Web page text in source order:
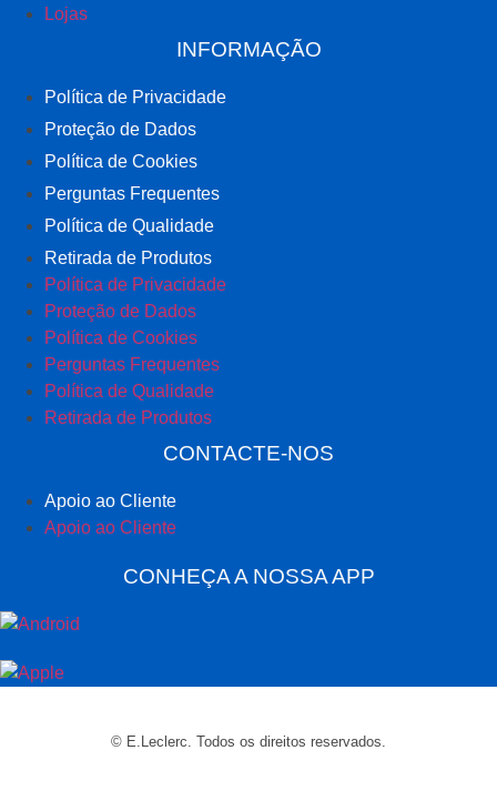
Lojas
INFORMAÇÃO
Política de Privacidade
Proteção de Dados
Política de Cookies
Perguntas Frequentes
Política de Qualidade
Retirada de Produtos
Política de Privacidade
Proteção de Dados
Política de Cookies
Perguntas Frequentes
Política de Qualidade
Retirada de Produtos
CONTACTE-NOS
Apoio ao Cliente
Apoio ao Cliente
CONHEÇA A NOSSA APP
© E.Leclerc. Todos os direitos reservados.